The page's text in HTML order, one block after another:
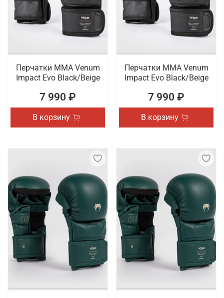
Перчатки ММА Venum
Impact Evo Black/Beige
7 990 ₽
В корзину
Перчатки ММА Venum
Impact Evo Black/Beige
7 990 ₽
В корзину